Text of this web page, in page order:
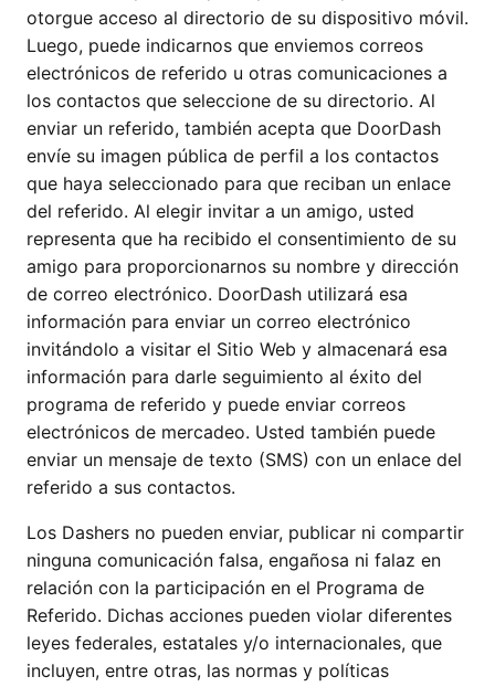
otorgue acceso al directorio de su dispositivo móvil.
Luego, puede indicarnos que enviemos correos
electrónicos de referido u otras comunicaciones a
los contactos que seleccione de su directorio. Al
enviar un referido, también acepta que DoorDash
envíe su imagen pública de perfil a los contactos
que haya seleccionado para que reciban un enlace
del referido. Al elegir invitar a un amigo, usted
representa que ha recibido el consentimiento de su
amigo para proporcionarnos su nombre y dirección
de correo electrónico. DoorDash utilizará esa
información para enviar un correo electrónico
invitándolo a visitar el Sitio Web y almacenará esa
información para darle seguimiento al éxito del
programa de referido y puede enviar correos
electrónicos de mercadeo. Usted también puede
enviar un mensaje de texto (SMS) con un enlace del
referido a sus contactos.
Los Dashers no pueden enviar, publicar ni compartir
ninguna comunicación falsa, engañosa ni falaz en
relación con la participación en el Programa de
Referido. Dichas acciones pueden violar diferentes
leyes federales, estatales y/o internacionales, que
incluyen, entre otras, las normas y políticas